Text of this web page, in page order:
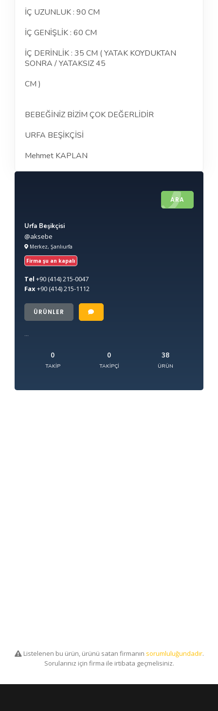
İÇ UZUNLUK : 90 CM
İÇ GENİŞLİK : 60 CM
İÇ DERİNLİK : 35 CM ( YATAK KOYDUKTAN
SONRA / YATAKSIZ 45
CM )
BEBEĞİNİZ BİZİM ÇOK DEĞERLİDİR
URFA BEŞİKÇİSİ
Mehmet KAPLAN
ARA
Urfa Beşikçisi
@aksebe
Merkez, Şanlıurfa
Firma şu an kapalı
Tel +90(414) 215-0047
Fax+90(414) 215-1112
ÜRÜNLER
0
TAKIP
0
TAKIPÇI
38
ÜRÜN
Listelenen bu ürün, ürünü satan firmanın sorumluluğundadır.
Sorularınız için firma ile irtibata geçmelisiniz.